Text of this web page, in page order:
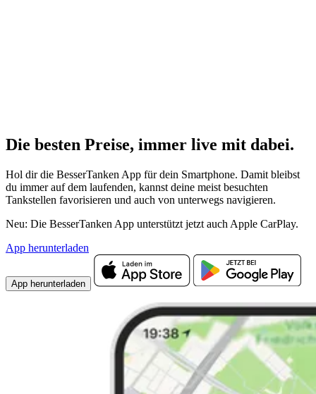
Die besten Preise, immer live mit dabei.
Hol dir die BesserTanken App für dein Smartphone. Damit bleibst
du immer auf dem laufenden, kannst deine meist besuchten
Tankstellen favorisieren und auch von unterwegs navigieren.
Neu: Die BesserTanken App unterstützt jetzt auch Apple CarPlay.
App herunterladen
App herunterladen